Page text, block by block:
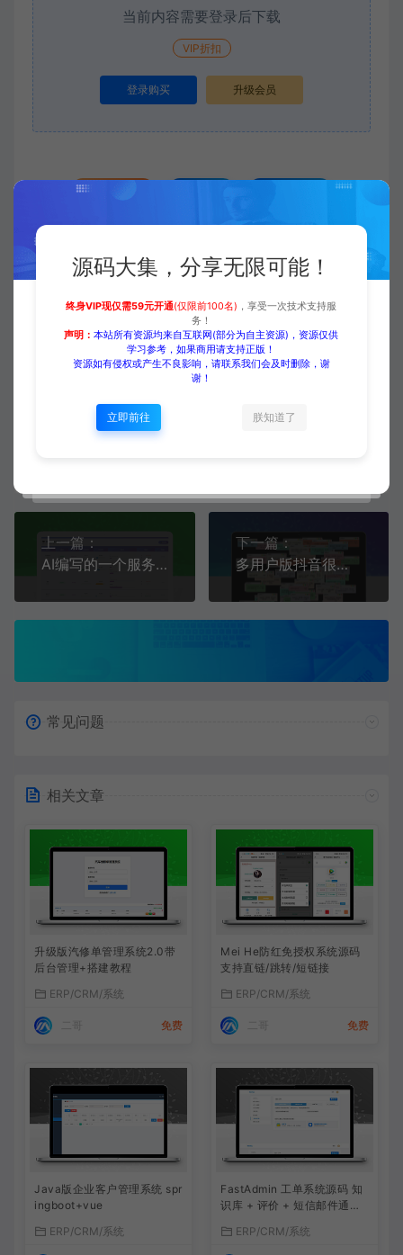
当前内容需要登录后下载
VIP折扣
登录购买 升级会员
源码大集 ERP/CRM/系统
站长亲测:防红强开直连加跳
https://www.yuanmadaji.com/6320.html
上一篇：
AI编写的一个服务器监控源码
下一篇：
多用户版抖音很火的多弹窗系统源码+搭建教程
常见问题
相关文章
升级版汽修单管理系统2.0带
后台管理+搭建教程
ERP/CRM/系统
免费
Mei He防红免授权系统源码
支持直链/跳转/短链接
ERP/CRM/系统
免费
Java版企业客户管理系统 spr
ingboot+vue
ERP/CRM/系统
FastAdmin 工单系统源码 知
识库 + 评价 + 短信邮件通知
ERP/CRM/系统
源码大集，分享无限可能！
终身VIP现仅需59元开通(仅限前100名) ，享受一次技术支持服
务！
声明：本站所有资源均来自互联网(部分为自主资源)，资源仅供
学习参考，如果商用请支持正版！
资源如有侵权或产生不良影响，请联系我们会及时删除，谢
谢！
立即前往 朕知道了